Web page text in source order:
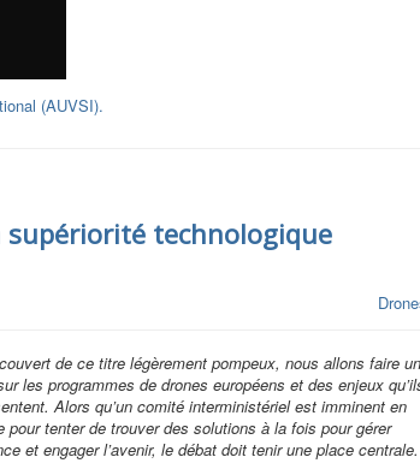
(AUVSI).
supériorité technologique
de ce titre légèrement pompeux, nous allons faire un
les programmes de drones européens et des enjeux
Alors qu’un comité interministériel est imminent en
pour tenter de trouver des solutions à la fois pour gérer
et engager l’avenir, le débat doit tenir une place centrale.